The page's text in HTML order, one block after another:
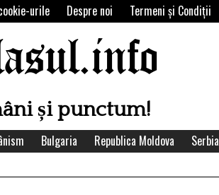
urile Despre noi Termeni şi Condiţii
și punctum!
Bulgaria Republica Moldova Serbia